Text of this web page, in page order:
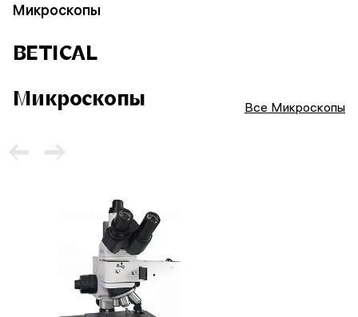
Микроскопы
BETICAL
Микроскопы
Все Микроскопы